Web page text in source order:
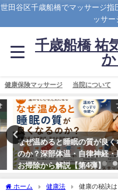
世田谷区千歳船橋でマッサージ指
ッサー
千歳船橋 祐
健康保険マッサージ 当院について
ブ
なぜ温めると睡眠の質が良くな
のか？深部体温・自律神経・脳
お掃除から解説【第4弾】
ホーム 健康法 健康の秘訣は